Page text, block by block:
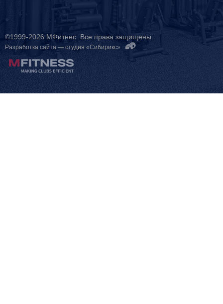
©1999-2026 МФитнес. Все права защищены.
Разработка сайта —студия «Сибирикс»